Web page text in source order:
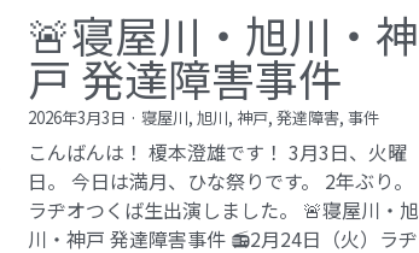
🚨寝屋川・旭川・神
戸 発達障害事件
2026年3月3日 · 寝屋川, 旭川, 神戸, 発達障害, 事件
こんばんは！ 榎本澄雄です！ 3月3日、火曜
日。 今日は満月、ひな祭りです。 2年ぶり。
ラヂオつくば生出演しました。 🚨寝屋川・旭
川・神戸 発達障害事件 📻2月24日（火）ラヂ